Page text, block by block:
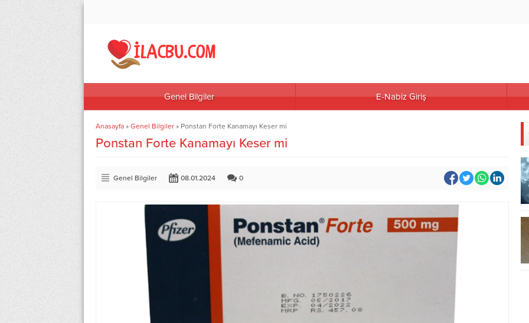
Genel Bilgiler E-Nabiz Giriş
Anasayfa » Genel Bilgiler » Ponstan Forte Kanamayı Keser mi
Ponstan Forte Kanamayı Keser mi
Genel Bilgiler 08.01.2024 0